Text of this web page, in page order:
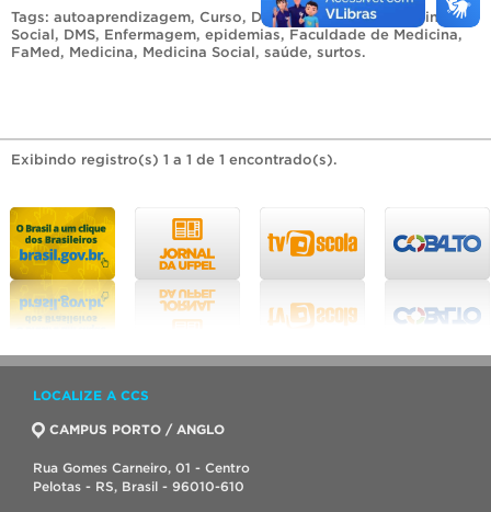
Tags: autoaprendizagem, Curso, Departamento de Medicina
Social, DMS, Enfermagem, epidemias, Faculdade de Medicina,
FaMed, Medicina, Medicina Social, saúde, surtos.
Exibindo registro(s) 1 a 1 de 1 encontrado(s).
LOCALIZE A CCS
CAMPUS PORTO / ANGLO
Rua Gomes Carneiro, 01 - Centro
Pelotas - RS, Brasil - 96010-610